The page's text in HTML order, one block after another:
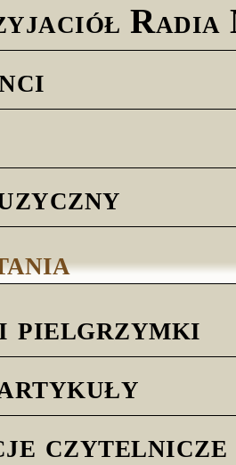
pielgrzymki
czytelnicze